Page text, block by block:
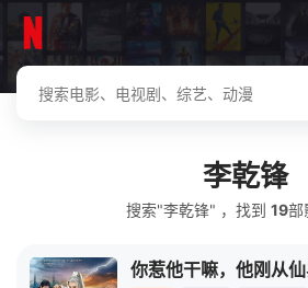
下载
我的观影记录
李乾锋
搜索"李乾锋" ，找到 19部
你惹他干嘛，他刚从